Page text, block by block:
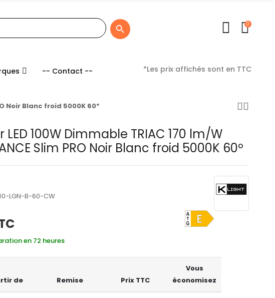

0
-- Contact -- *Les prix affichés sont en TTC
Noir Blanc froid 5000K 60º
LED 100W Dimmable TRIAC 170 lm/W
Slim PRO Noir Blanc froid 5000K 60º
LGN-B-60-CW
en 72 heures
de Remise Prix TTC
Vous
économisez